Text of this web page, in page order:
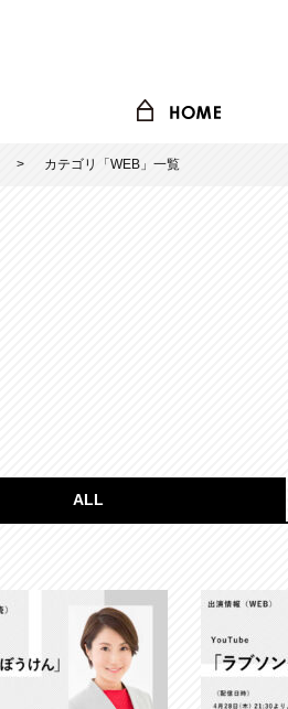
カテゴリ「 WEB 」一覧
ALL